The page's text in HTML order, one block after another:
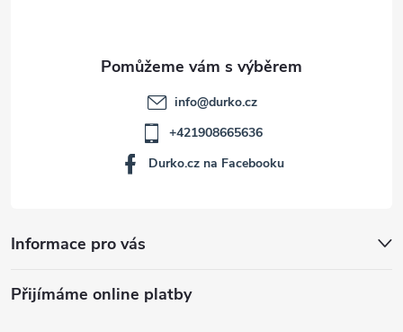
Informace pro vás
Přijímáme online platby
info@durko.cz
+421908665636
Durko.cz na Facebooku